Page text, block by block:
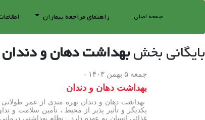
صفحه اصلی راهنمای مراجعه بیماران
بایگانی بخشبهداشت دهان و دندان
جمعه ۵ بهمن ۱۴۰۳ -
بهداشت دهان و دندان
بهداشت دهان و دندان بهره مندی از عمر
یکدیگر و تأثیر پذیر از محیط ، تآمین سلامت و
غذائی انسان به عهده دارد . نظام بهداشتی